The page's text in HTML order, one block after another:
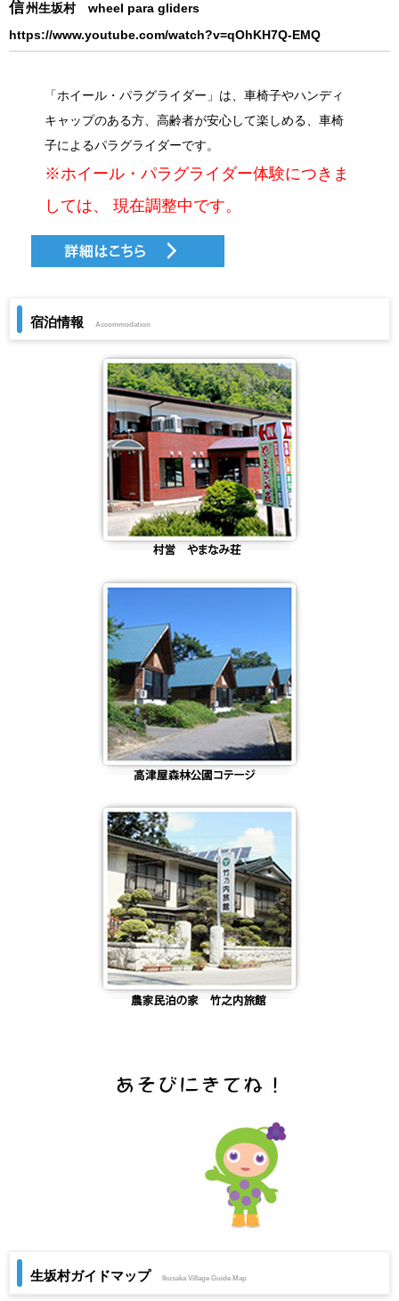
信州生坂村 wheel para gliders
https://www.youtube.com/watch?v=qOhKH7Q-EMQ
「ホイール・パラグライダー」は、車椅子やハンディ
キャップのある方、高齢者が安心して楽しめる、車椅
子によるパラグライダーです。
※ホイール・パラグライダー体験につきま
しては、 現在調整中です。
宿泊情報 Accommodation
生坂村ガイドマップ Ikusaka Village Guide Map